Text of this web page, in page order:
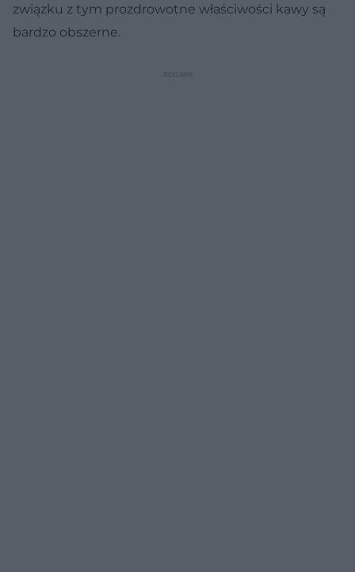
związku z tym prozdrowotne właściwości kawy są
bardzo obszerne.